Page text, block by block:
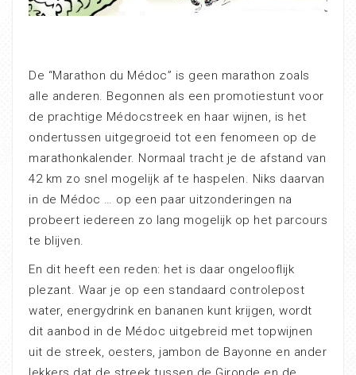
De “Marathon du Médoc” is geen marathon zoals
alle anderen. Begonnen als een promotiestunt voor
de prachtige Médocstreek en haar wijnen, is het
ondertussen uitgegroeid tot een fenomeen op de
marathonkalender. Normaal tracht je de afstand van
42 km zo snel mogelijk af te haspelen. Niks daarvan
in de Médoc … op een paar uitzonderingen na
probeert iedereen zo lang mogelijk op het parcours
te blijven.
En dit heeft een reden: het is daar ongelooflijk
plezant. Waar je op een standaard controlepost
water, energydrink en bananen kunt krijgen, wordt
dit aanbod in de Médoc uitgebreid met topwijnen
uit de streek, oesters, jambon de Bayonne en ander